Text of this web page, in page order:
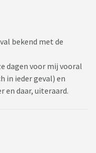
bekend met de
dagen voor mij vooral
in ieder geval) en
en daar, uiteraard.